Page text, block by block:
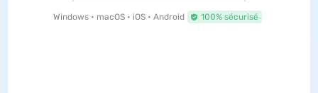
Windows • macOS • iOS • Android 100% sécurisé